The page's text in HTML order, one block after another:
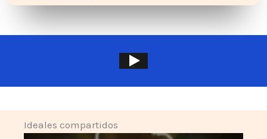
Ideales compartidos